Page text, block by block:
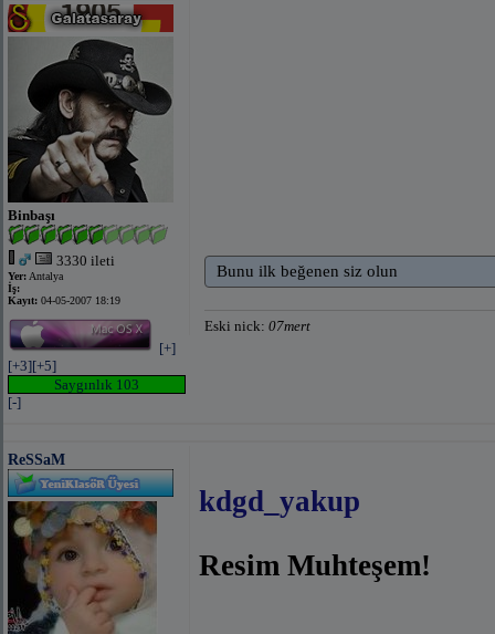
Binbaşı
3330 ileti
Yer: Antalya
İş:
Kayıt: 04-05-2007 18:19
[+]
[+3][+5]
Saygınlık 103
[-]
Bunu ilk beğenen siz olun
Eski nick: 07mert
ReSSaM
kdgd_yakup
Resim Muhteşem!